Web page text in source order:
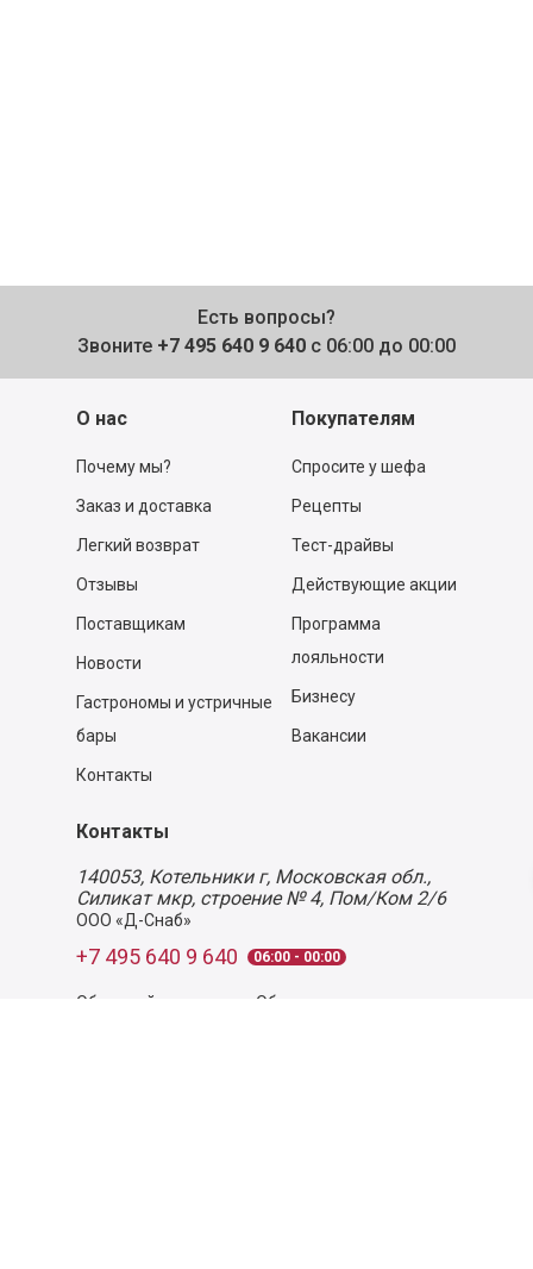
Есть вопросы?
Звоните +7 495 640 9 640 с 06:00 до 00:00
О нас
Почему мы?
Заказ и доставка
Легкий возврат
Отзывы
Поставщикам
Новости
Гастрономы и устричные
бары
Контакты
Покупателям
Спросите у шефа
Рецепты
Тест-драйвы
Действующие акции
Программа
лояльности
Бизнесу
Вакансии
Контакты
140053, Котельники г, Московская обл.,
Силикат мкр, строение № 4, Пом/Ком 2/6
ООО «Д-Снаб»
+7 495 640 9 640 06:00 - 00:00
Обратный звонок Обратная связь